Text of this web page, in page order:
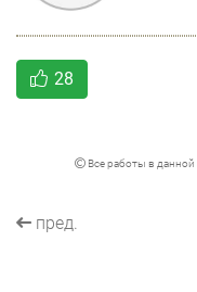
28
Все работы в
пред.